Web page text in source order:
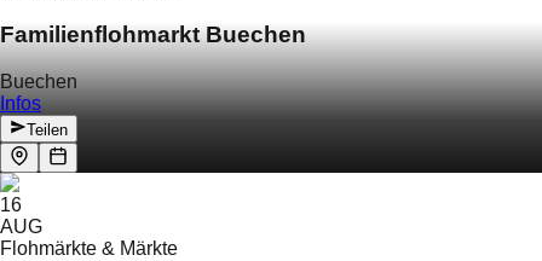
Familienflohmarkt Buechen
Buechen
Infos
Teilen
16
AUG
Flohmärkte & Märkte